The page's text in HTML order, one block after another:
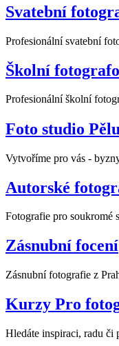
Svatební
Profesionální svatební
Školní
Profesionální školní
Foto studio
Vytvoříme pro vás -
Autorské
Fotografie pro soukromé
Zásnubní focení
Zásnubní fotografie z
Kurzy Pro
Hledáte inspiraci, radu či